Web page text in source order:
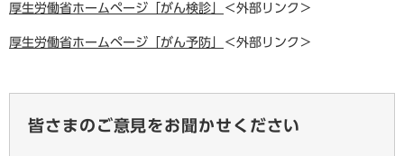
厚生労働省ホームページ「がん検診」 ＜外部リンク＞
厚生労働省ホームページ「がん予防」 ＜外部リンク＞
皆さまのご意見をお聞かせください